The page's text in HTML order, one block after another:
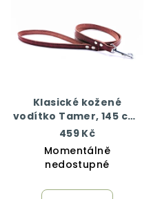
Klasické kožené
vodítko Tamer, 145 cm,
hnědá
459 Kč
Momentálně
nedostupné